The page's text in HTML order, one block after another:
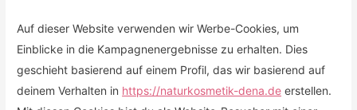
Auf dieser Website verwenden wir Werbe-Cookies, um
Einblicke in die Kampagnenergebnisse zu erhalten. Dies
geschieht basierend auf einem Profil, das wir basierend auf
deinem Verhalten in https://naturkosmetik-dena.de erstellen.